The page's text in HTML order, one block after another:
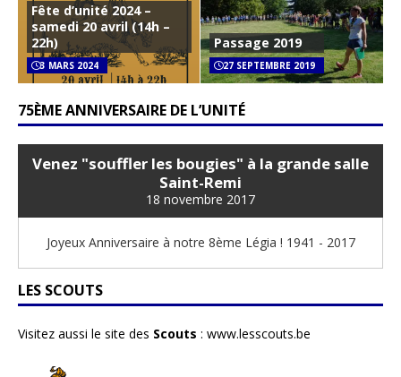
Fête d’unité 2024 –
samedi 20 avril (14h –
22h)
3 MARS 2024
Passage 2019
27 SEPTEMBRE 2019
75ÈME ANNIVERSAIRE DE L’UNITÉ
Venez "souffler les bougies" à la grande salle
Saint-Remi
18 novembre 2017
Joyeux Anniversaire à notre 8ème Légia ! 1941 - 2017
LES SCOUTS
Visitez aussi le site des Scouts : www.lesscouts.be